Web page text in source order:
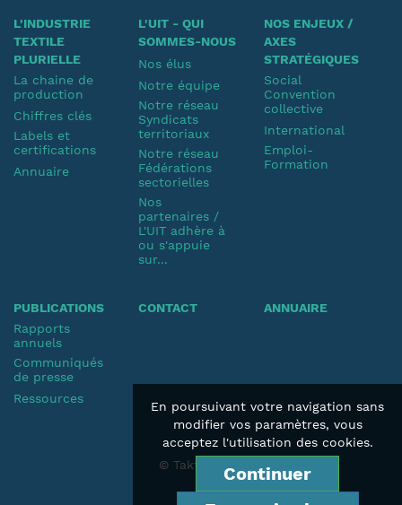
L'INDUSTRIE
TEXTILE
PLURIELLE
La chaine de
production
Chiffres clés
Labels et
certifications
Annuaire
L'UIT - QUI
SOMMES-NOUS
Nos élus
Notre équipe
Notre réseau
Syndicats
territoriaux
Notre réseau
Fédérations
sectorielles
Nos
partenaires /
L'UIT adhère à
ou s'appuie
sur...
NOS ENJEUX /
AXES
STRATÉGIQUES
Social
Convention
collective
International
Emploi-
Formation
PUBLICATIONS
Rapports
annuels
Communiqués
de presse
Ressources
CONTACT ANNUAIRE
© Taktik 2019
En poursuivant votre navigation sans
modifier vos paramètres, vous
acceptez l'utilisation des cookies.
Continuer